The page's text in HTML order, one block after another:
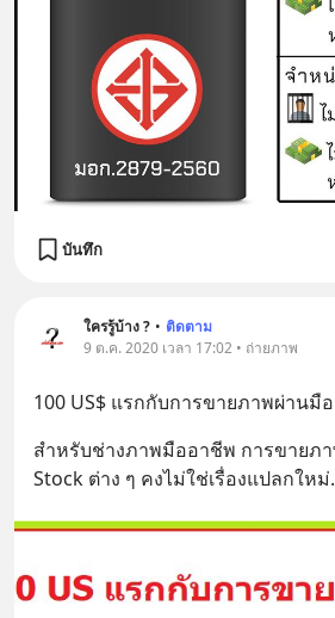
บันทึก
ใครรู้บ้าง ? • ติดตาม
9 ต.ค. 2020 เวลา 17:02 • ถ่ายภาพ
100 US$ แรกกับการขายภาพผ่านมื
สำหรับช่างภาพมืออาชีพ การขายภ
Stock ต่าง ๆ คงไม่ใช่เรื่องแปลกใหม่